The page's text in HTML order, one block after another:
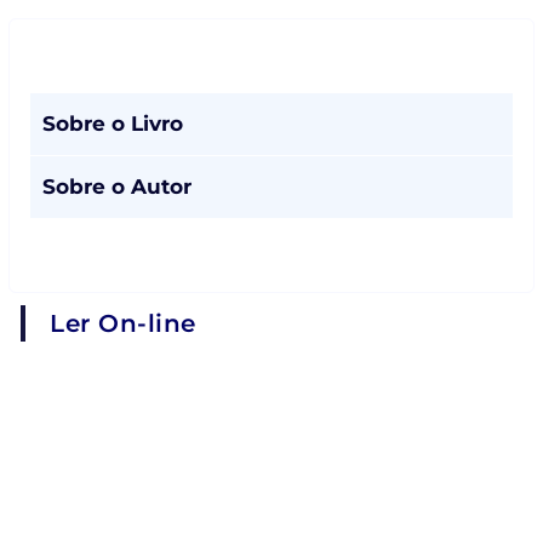
Sobre o Livro
Sobre o Autor
Ler On-line